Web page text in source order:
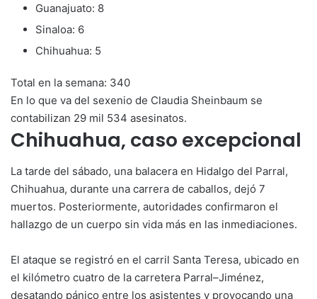
Guanajuato: 8
Sinaloa: 6
Chihuahua: 5
Total en la semana: 340
En lo que va del sexenio de Claudia Sheinbaum se
contabilizan 29 mil 534 asesinatos.
Chihuahua, caso excepcional
La tarde del sábado, una balacera en Hidalgo del Parral,
Chihuahua, durante una carrera de caballos, dejó 7
muertos. Posteriormente, autoridades confirmaron el
hallazgo de un cuerpo sin vida más en las inmediaciones.
El ataque se registró en el carril Santa Teresa, ubicado en
el kilómetro cuatro de la carretera Parral–Jiménez,
desatando pánico entre los asistentes y provocando una